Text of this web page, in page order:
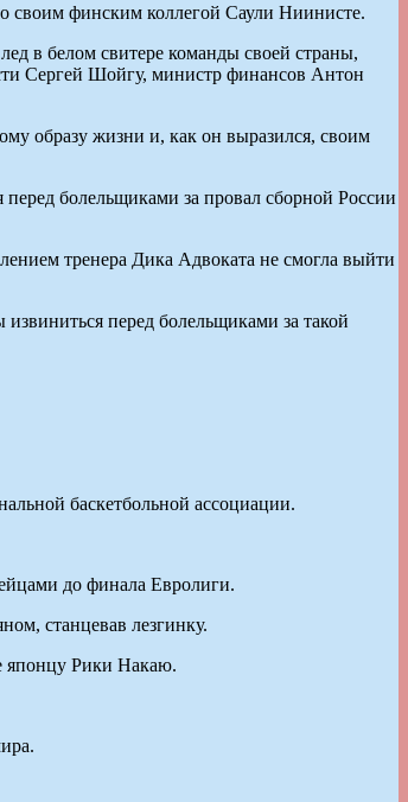
своим финским коллегой Саули Ниинисте.
в белом свитере команды своей страны,
Сергей Шойгу, министр финансов Антон
образу жизни и, как он выразился, своим
болельщиками за провал сборной России
тренера Дика Адвоката не смогла выйти
перед болельщиками за такой
баскетбольной ассоциации.
до финала Евролиги.
станцевав лезгинку.
японцу Рики Накаю.